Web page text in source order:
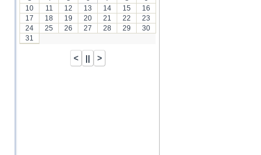
10
11 12 13 14 15
16
17
18 19 20 21 22
23
24
25 26 27 28 29
30
31